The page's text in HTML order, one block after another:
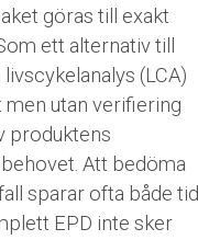
göras till exakt
ett alternativ till
(LCA)
utan verifiering
produktens
Att bedöma
sparar ofta både tid
EPD inte sker